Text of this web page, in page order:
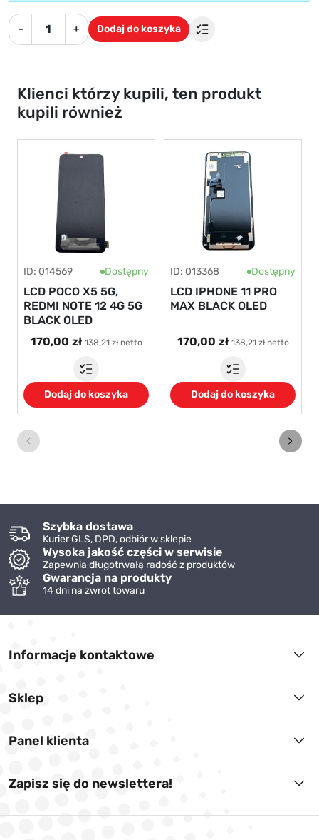
- + Dodaj do koszyka
Klienci którzy kupili, ten produkt
kupili również
ID: 014569 Dostępny
LCD POCO X5 5G,
REDMI NOTE 12 4G 5G
BLACK OLED
170,00 zł 138,21 zł netto
Dodaj do koszyka
ID: 013368 Dostępny
LCD IPHONE 11 PRO
MAX BLACK OLED
170,00 zł 138,21 zł netto
Dodaj do koszyka
Szybka dostawa
Kurier GLS, DPD, odbiór w sklepie
Wysoka jakość części w serwisie
Zapewnia długotrwałą radość z produktów
Gwarancja na produkty
14 dni na zwrot towaru
Informacje kontaktowe
Sklep
Panel klienta
Zapisz się do newslettera!